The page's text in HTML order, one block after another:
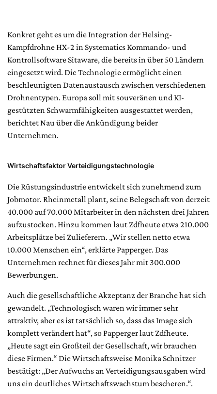
Konkret geht es um die Integration der Helsing-
Kampfdrohne HX-2 in Systematics Kommando- und
Kontrollsoftware Sitaware, die bereits in über 50 Ländern
eingesetzt wird. Die Technologie ermöglicht einen
beschleunigten Datenaustausch zwischen verschiedenen
Drohnentypen. Europa soll mit souveränen und KI-
gestützten Schwarmfähigkeiten ausgestattet werden,
berichtet Nau über die Ankündigung beider
Unternehmen.
Wirtschaftsfaktor Verteidigungstechnologie
Die Rüstungsindustrie entwickelt sich zunehmend zum
Jobmotor. Rheinmetall plant, seine Belegschaft von derzeit
40.000 auf 70.000 Mitarbeiter in den nächsten drei Jahren
aufzustocken. Hinzu kommen laut Zdfheute etwa 210.000
Arbeitsplätze bei Zulieferern. „Wir stellen netto etwa
10.000 Menschen ein“, erklärte Papperger. Das
Unternehmen rechnet für dieses Jahr mit 300.000
Bewerbungen.
Auch die gesellschaftliche Akzeptanz der Branche hat sich
gewandelt. „Technologisch waren wir immer sehr
attraktiv, aber es ist tatsächlich so, dass das Image sich
komplett verändert hat“, so Papperger laut Zdfheute.
„Heute sagt ein Großteil der Gesellschaft, wir brauchen
diese Firmen.“ Die Wirtschaftsweise Monika Schnitzer
bestätigt: „Der Aufwuchs an Verteidigungsausgaben wird
uns ein deutliches Wirtschaftswachstum bescheren.“.